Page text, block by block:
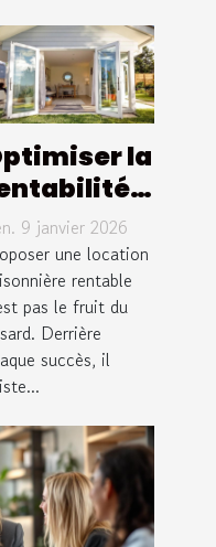
la
votre
9 janvier 2026
une location
rentable
pas le fruit du
Derrière
succès, il